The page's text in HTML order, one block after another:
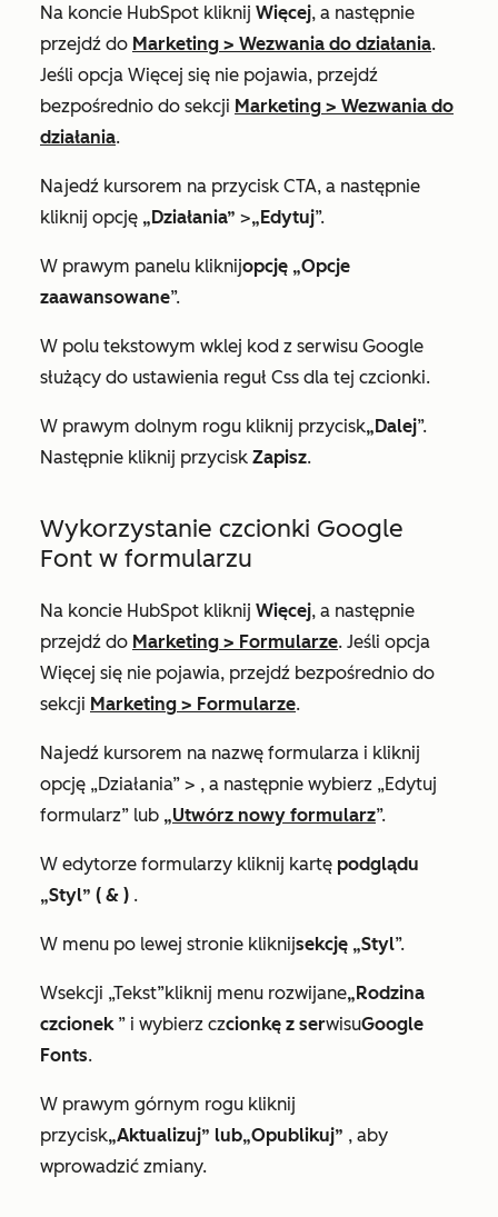
Na koncie HubSpot kliknij Więcej, a następnie
przejdź do Marketing > Wezwania do działania.
Jeśli opcja Więcej się nie pojawia, przejdź
bezpośrednio do sekcji Marketing > Wezwania do
działania.
Najedź kursorem na przycisk CTA, a następnie
kliknij opcję „Działania” >„Edytuj”.
W prawym panelu kliknijopcję „Opcje
zaawansowane”.
W polu tekstowym wklej kod z serwisu Google
służący do ustawienia reguł Css dla tej czcionki.
W prawym dolnym rogu kliknij przycisk„Dalej”.
Następnie kliknij przycisk Zapisz.
Wykorzystanie czcionki Google
Font w formularzu
Na koncie HubSpot kliknij Więcej, a następnie
przejdź do Marketing > Formularze. Jeśli opcja
Więcej się nie pojawia, przejdź bezpośrednio do
sekcji Marketing > Formularze.
Najedź kursorem na nazwę formularza i kliknij
opcję „Działania” > , a następnie wybierz „Edytuj
formularz” lub „Utwórz nowy formularz”.
W edytorze formularzy kliknij kartę podglądu
„Styl” ( & ) .
W menu po lewej stronie kliknijsekcję „Styl”.
Wsekcji „Tekst”kliknij menu rozwijane„Rodzina
czcionek” i wybierz czcionkę z serwisuGoogle
Fonts.
W prawym górnym rogu kliknij
przycisk„Aktualizuj” lub„Opublikuj” , aby
wprowadzić zmiany.